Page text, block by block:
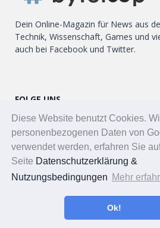
Diese Website benutzt Cookies.
personenbezogenen Daten von
verwendet werden, erfahren Sie
Seite Datenschutzerklärung &
Nutzungsbedingungen Mehr
Ok!
Dein Online-Magazin für News aus
Technik, Wissenschaft, Games und
auch bei Facebook und Twitter.
FOLGE UNS
Twitter
Facebook